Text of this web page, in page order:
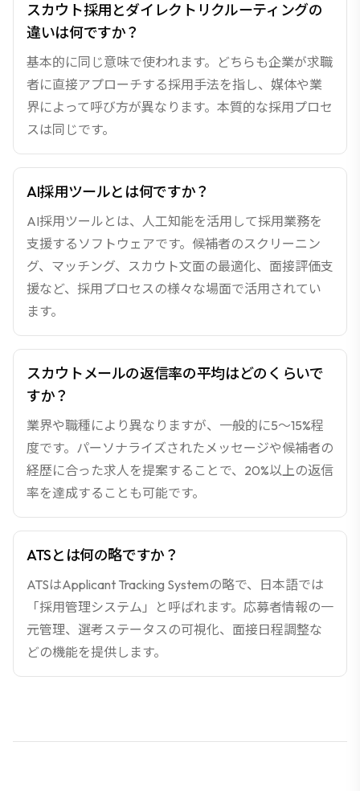
スカウト採用とダイレクトリクルーティングの
違いは何ですか？
基本的に同じ意味で使われます。どちらも企業が求職
者に直接アプローチする採用手法を指し、媒体や業
界によって呼び方が異なります。本質的な採用プロセ
スは同じです。
AI採用ツールとは何ですか？
AI採用ツールとは、人工知能を活用して採用業務を
支援するソフトウェアです。候補者のスクリーニン
グ、マッチング、スカウト文面の最適化、面接評価支
援など、採用プロセスの様々な場面で活用されてい
ます。
スカウトメールの返信率の平均はどのくらいで
すか？
業界や職種により異なりますが、一般的に5〜15%程
度です。パーソナライズされたメッセージや候補者の
経歴に合った求人を提案することで、20%以上の返信
率を達成することも可能です。
ATSとは何の略ですか？
ATSはApplicant Tracking Systemの略で、日本語では
「採用管理システム」と呼ばれます。応募者情報の一
元管理、選考ステータスの可視化、面接日程調整な
どの機能を提供します。